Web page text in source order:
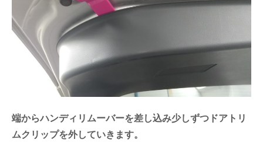
端からハンディリムーバーを差し込み少しずつドアトリ
ムクリップを外していきます。